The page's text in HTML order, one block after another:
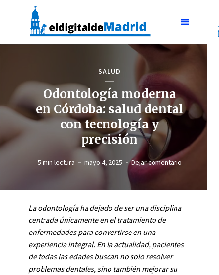
SALUD
Odontología moderna
en Córdoba: salud dental
con tecnología y
precisión
5 min lectura mayo 4, 2025 Dejar comentario
La odontología ha dejado de ser una disciplina
centrada únicamente en el tratamiento de
enfermedades para convertirse en una
experiencia integral. En la actualidad, pacientes
de todas las edades buscan no solo resolver
problemas dentales, sino también mejorar su